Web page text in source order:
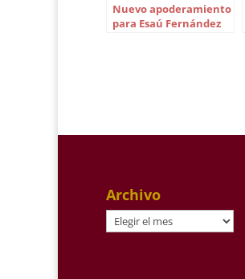
Nuevo apoderamiento
para Esaú Fernández
Archivo
Archivo